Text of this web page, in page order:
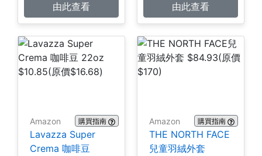
由此查看
由此查看
Amazon 購買指南
Lavazza Super
Crema 咖啡豆
Amazon 購買指南
THE NORTH FACE
兒童羽絨外套